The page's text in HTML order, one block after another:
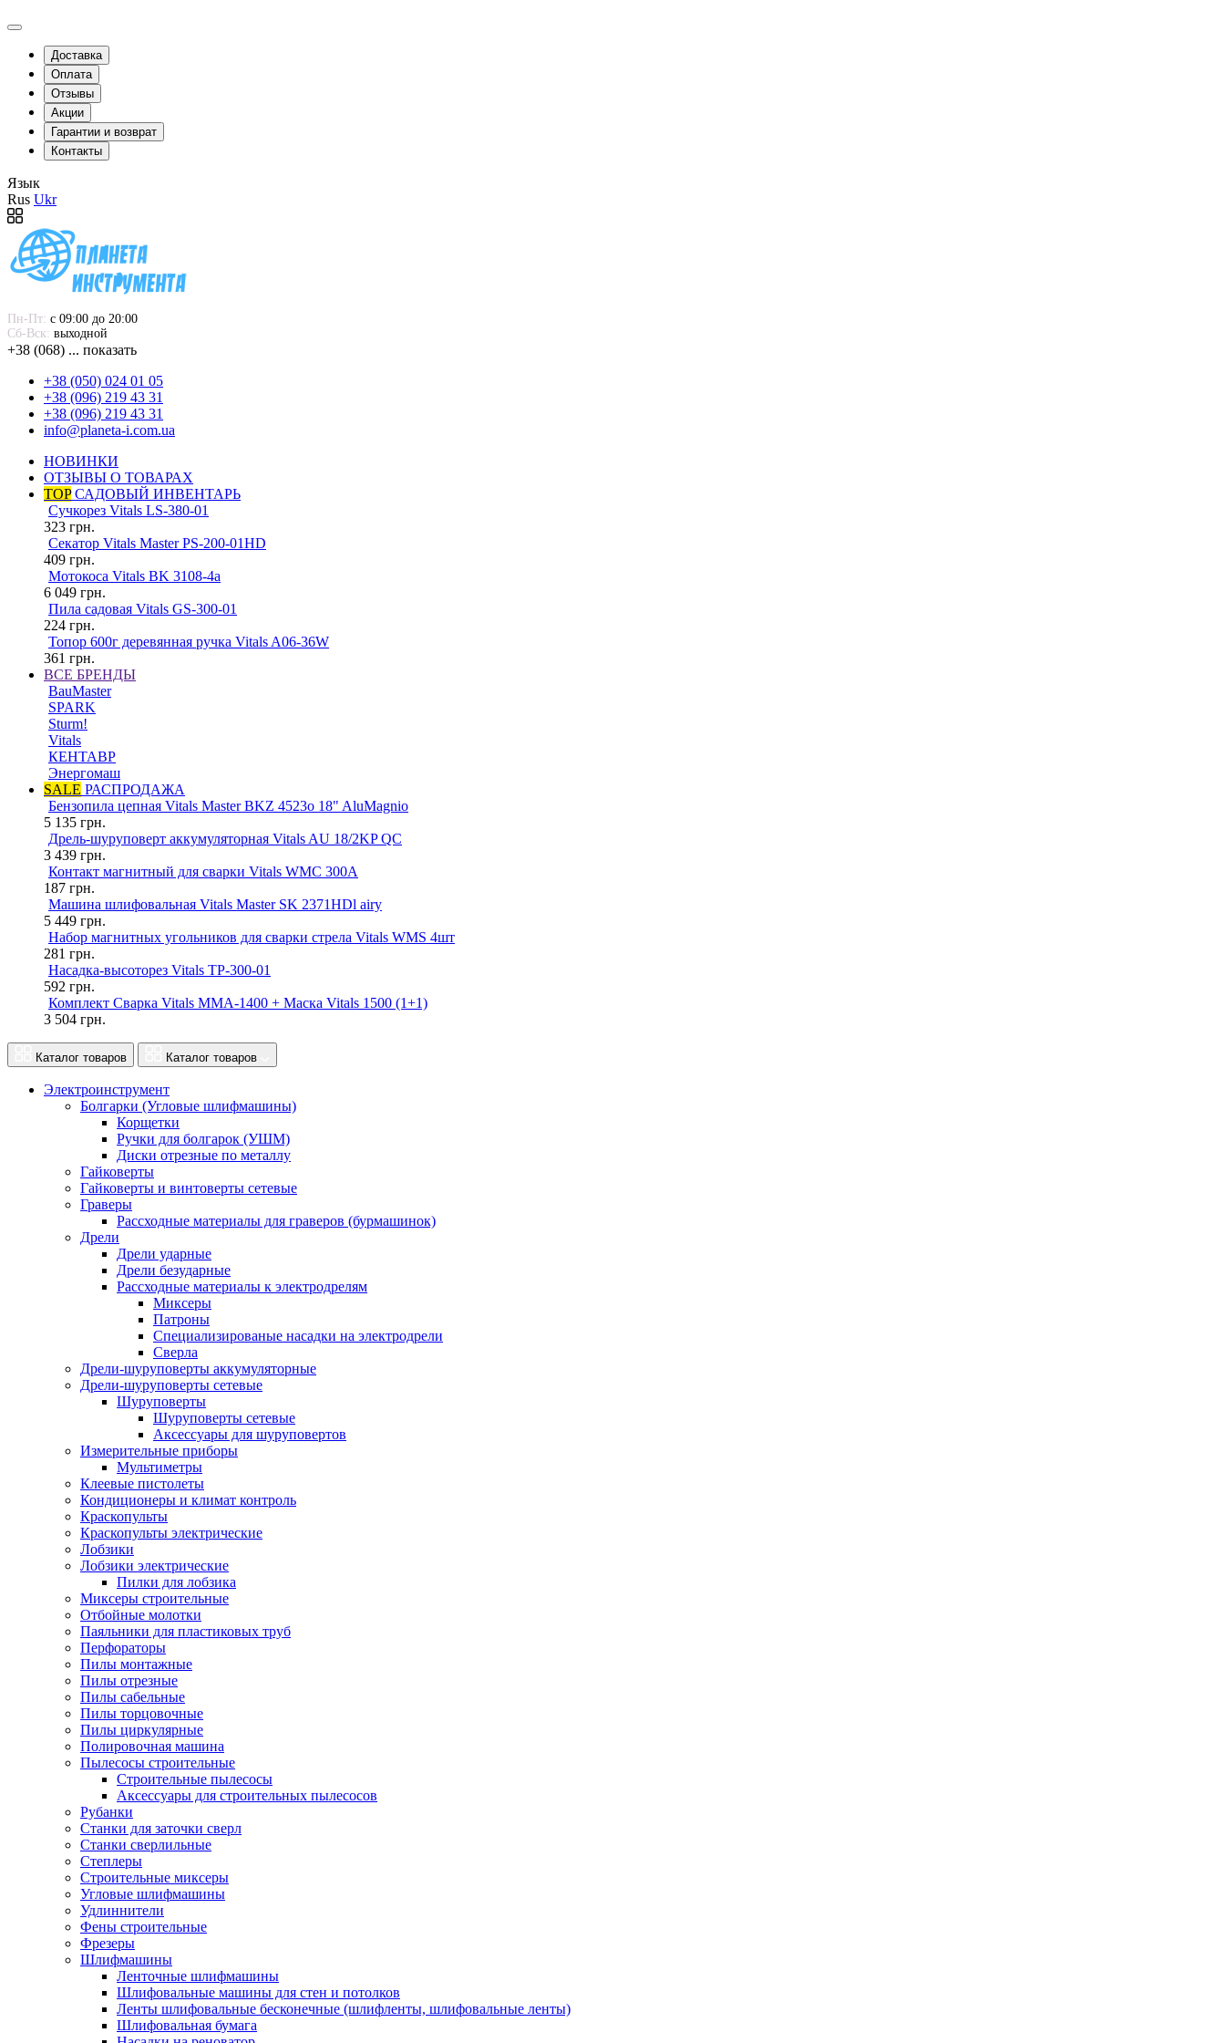
Доставка
Оплата
Отзывы
Акции
Гарантии и возврат
Контакты
Язык
Rus Ukr
Пн-Пт: с 09:00 до 20:00
Сб-Вск: выходной
+38 (068) ... показать
+38 (050) 024 01 05
+38 (096) 219 43 31
+38 (096) 219 43 31
info@planeta-i.com.ua
НОВИНКИ
ОТЗЫВЫ О ТОВАРАХ
TOPСАДОВЫЙ ИНВЕНТАРЬ
Сучкорез Vitals LS-380-01
323 грн.
Секатор Vitals Master PS-200-01HD
409 грн.
Мотокоса Vitals BK 3108-4a
6 049 грн.
Пила садовая Vitals GS-300-01
224 грн.
Топор 600г деревянная ручка Vitals A06-36W
361 грн.
ВСЕ БРЕНДЫ
BauMaster
SPARK
Sturm!
Vitals
КЕНТАВР
Энергомаш
SALE РАСПРОДАЖА
Бензопила цепная Vitals Master BKZ 4523o 18" AluMagnio
5 135 грн.
Дрель-шуруповерт аккумуляторная Vitals AU 18/2KP QC
3 439 грн.
Контакт магнитный для сварки Vitals WMC 300A
187 грн.
Машина шлифовальная Vitals Master SK 2371HDl airy
5 449 грн.
Набор магнитных угольников для сварки стрела Vitals WMS 4шт
281 грн.
Насадка-высоторез Vitals TP-300-01
592 грн.
Комплект Сварка Vitals MMA-1400 + Маска Vitals 1500 (1+1)
3 504 грн.
Каталог товаров Каталог товаров
Электроинструмент
Болгарки (Угловые шлифмашины)
Корщетки
Ручки для болгарок (УШМ)
Диски отрезные по металлу
Гайковерты
Гайковерты и винтоверты сетевые
Граверы
Рассходные материалы для граверов (бурмашинок)
Дрели
Дрели ударные
Дрели безударные
Рассходные материалы к электродрелям
Миксеры
Патроны
Специализированые насадки на электродрели
Сверла
Дрели-шуруповерты аккумуляторные
Дрели-шуруповерты сетевые
Шуруповерты
Шуруповерты сетевые
Аксессуары для шуруповертов
Измерительные приборы
Мультиметры
Клеевые пистолеты
Кондиционеры и климат контроль
Краскопульты
Краскопульты электрические
Лобзики
Лобзики электрические
Пилки для лобзика
Миксеры строительные
Отбойные молотки
Паяльники для пластиковых труб
Перфораторы
Пилы монтажные
Пилы отрезные
Пилы сабельные
Пилы торцовочные
Пилы циркулярные
Полировочная машина
Пылесосы строительные
Строительные пылесосы
Аксессуары для строительных пылесосов
Рубанки
Станки для заточки сверл
Станки сверлильные
Степлеры
Строительные миксеры
Угловые шлифмашины
Удлиннители
Фены строительные
Фрезеры
Шлифмашины
Ленточные шлифмашины
Шлифовальные машины для стен и потолков
Ленты шлифовальные бесконечные (шлифленты, шлифовальные ленты)
Шлифовальная бумага